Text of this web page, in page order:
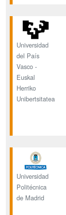
Universidad
del País
Vasco -
Euskal
Herriko
Unibertsitatea
Universidad
Politécnica
de Madrid